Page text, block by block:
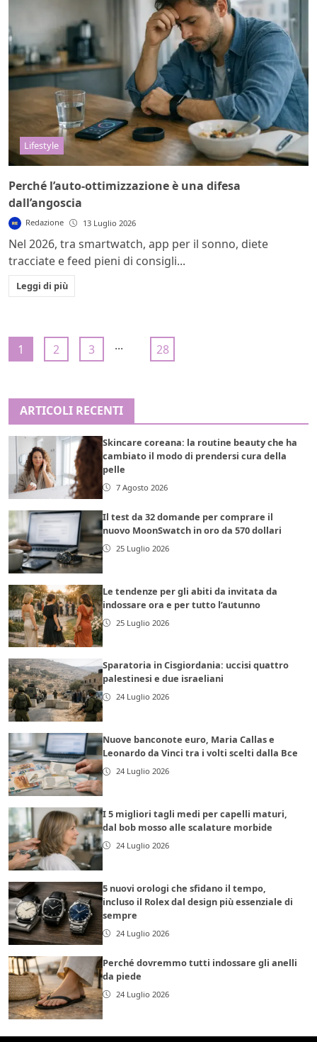
Lifestyle
Perché l’auto-ottimizzazione è una difesa
dall’angoscia
Redazione 13 Luglio 2026
Nel 2026, tra smartwatch, app per il sonno, diete
tracciate e feed pieni di consigli...
Leggi di più
1 2 3 ... 28
ARTICOLI RECENTI
Skincare coreana: la routine beauty che ha
cambiato il modo di prendersi cura della
pelle
7 Agosto 2026
Il test da 32 domande per comprare il
nuovo MoonSwatch in oro da 570 dollari
25 Luglio 2026
Le tendenze per gli abiti da invitata da
indossare ora e per tutto l’autunno
25 Luglio 2026
Sparatoria in Cisgiordania: uccisi quattro
palestinesi e due israeliani
24 Luglio 2026
Nuove banconote euro, Maria Callas e
Leonardo da Vinci tra i volti scelti dalla Bce
24 Luglio 2026
I 5 migliori tagli medi per capelli maturi,
dal bob mosso alle scalature morbide
24 Luglio 2026
5 nuovi orologi che sfidano il tempo,
incluso il Rolex dal design più essenziale di
sempre
24 Luglio 2026
Perché dovremmo tutti indossare gli anelli
da piede
24 Luglio 2026